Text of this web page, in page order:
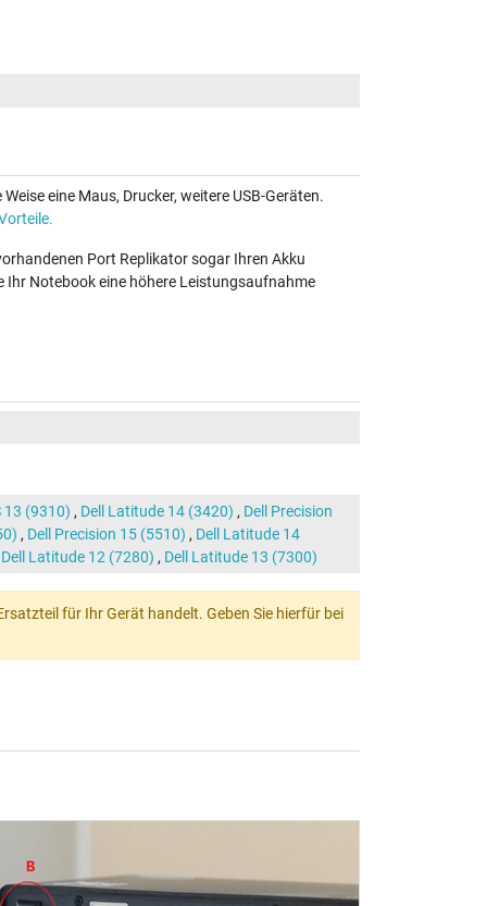
eine Maus, Drucker, weitere USB-Geräten.
Port Replikator sogar Ihren Akku
Ihr Notebook eine höhere Leistungsaufnahme
13 (9310) , Dell Latitude 14 (3420) , Dell Precision
, Dell Precision 15 (5510) , Dell Latitude 14
Dell Latitude 12 (7280) , Dell Latitude 13 (7300)
für Ihr Gerät handelt. Geben Sie hierfür bei